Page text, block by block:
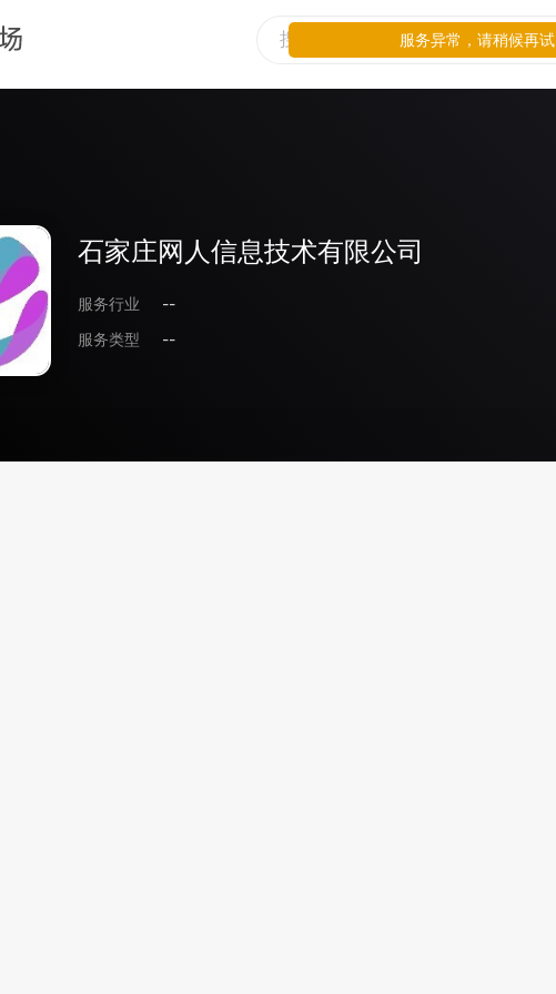
石家庄网人信息技术有限公司
服务行业
--
服务类型
--
服务异常，请稍候再试